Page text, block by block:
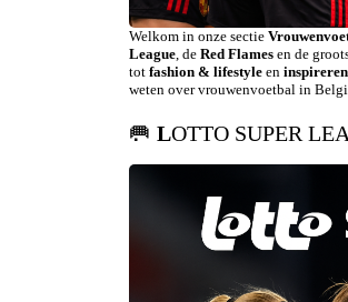
Welkom in onze sectie
League, de Red Flames en de
tot fashion & lifestyle en
weten over vrouwenvoetbal in
🥅 LOTTO SUPER